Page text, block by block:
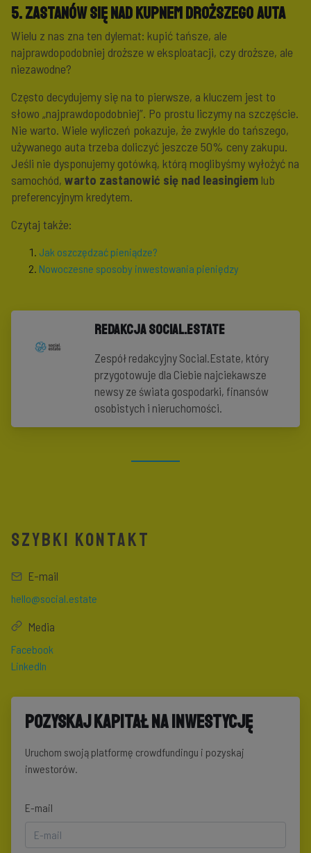
5. Zastanów się nad kupnem droższego auta
Wielu z nas zna ten dylemat: kupić tańsze, ale
najprawdopodobniej droższe w eksploatacji, czy droższe, ale
niezawodne?
Często decydujemy się na to pierwsze, a kluczem jest to
słowo „najprawdopodobniej”. Po prostu liczymy na szczęście.
Nie warto. Wiele wyliczeń pokazuje, że zwykle do tańszego,
używanego auta trzeba doliczyć jeszcze 50% ceny zakupu.
Jeśli nie dysponujemy gotówką, którą moglibyśmy wyłożyć na
samochód, warto zastanowić się nad leasingiem lub
preferencyjnym kredytem.
Czytaj także:
Jak oszczędzać pieniądze?
Nowoczesne sposoby inwestowania pieniędzy
Redakcja Social.Estate
Zespół redakcyjny Social.Estate, który
przygotowuje dla Ciebie najciekawsze
newsy ze świata gospodarki, finansów
osobistych i nieruchomości.
Pozyskaj kapitał na inwestycję
Uruchom swoją platformę crowdfundingu i pozyskaj
inwestorów.
E-mail
SZYBKI KONTAKT
E-mail
hello@social.estate
Media
Facebook
LinkedIn